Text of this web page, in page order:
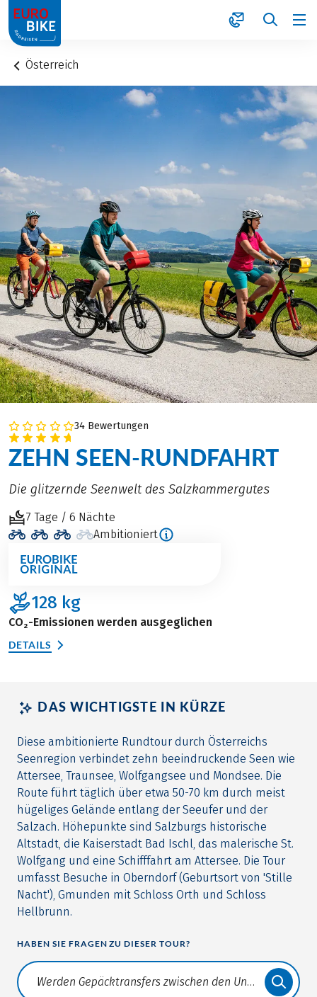
1
Österreich
34 Bewertungen
ZEHN SEEN-RUNDFAHRT
Die glitzernde Seenwelt des Salzkammergutes
7 Tage / 6 Nächte
Ambitioniert
128 kg
CO₂-Emissionen werden ausgeglichen
DETAILS
DAS WICHTIGSTE IN KÜRZE
Diese ambitionierte Rundtour durch Österreichs
Seenregion verbindet zehn beeindruckende Seen wie
Attersee, Traunsee, Wolfgangsee und Mondsee. Die
Route führt täglich über etwa 50-70 km durch meist
hügeliges Gelände entlang der Seeufer und der
Salzach. Höhepunkte sind Salzburgs historische
Altstadt, die Kaiserstadt Bad Ischl, das malerische St.
Wolfgang und eine Schifffahrt am Attersee. Die Tour
umfasst Besuche in Oberndorf (Geburtsort von 'Stille
Nacht'), Gmunden mit Schloss Orth und Schloss
Hellbrunn.
HABEN SIE FRAGEN ZU DIESER TOUR?
Translate: a11y.faq.search